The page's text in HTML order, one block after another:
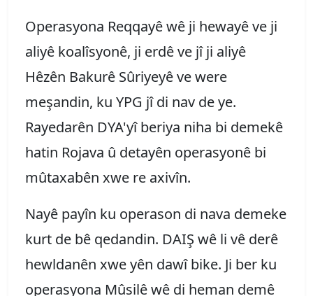
Operasyona Reqqayê wê ji hewayê ve ji
aliyê koalîsyonê, ji erdê ve jî ji aliyê
Hêzên Bakurê Sûriyeyê ve were
meşandin, ku YPG jî di nav de ye.
Rayedarên DYA'yî beriya niha bi demekê
hatin Rojava û detayên operasyonê bi
mûtaxabên xwe re axivîn.
Nayê payîn ku operason di nava demeke
kurt de bê qedandin. DAIŞ wê li vê derê
hewldanên xwe yên dawî bike. Ji ber ku
operasyona Mûsilê wê di heman demê